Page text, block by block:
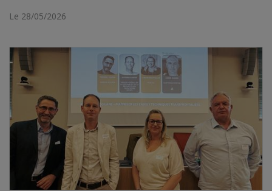
Le 28/05/2026